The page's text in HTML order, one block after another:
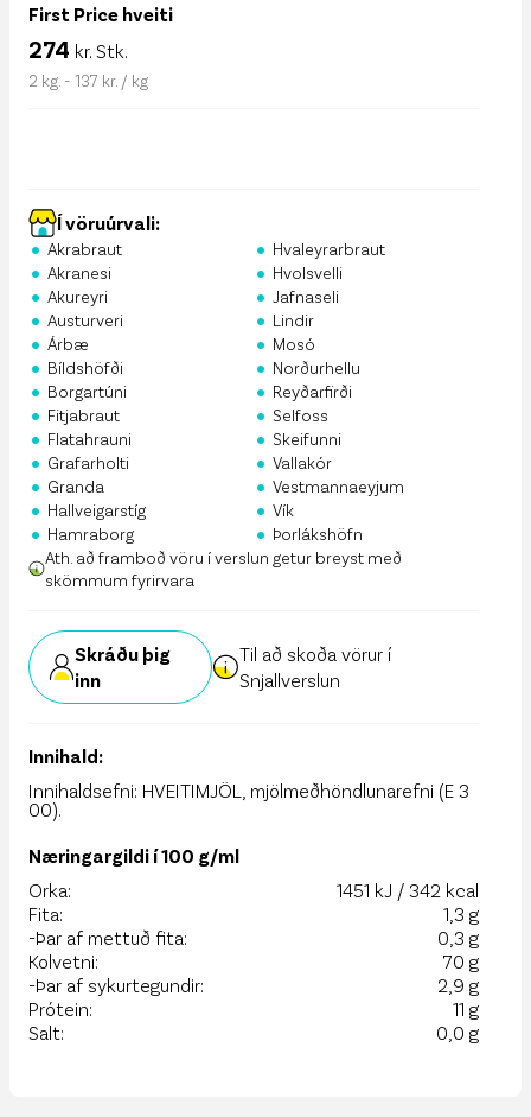
First Price hveiti
274 kr. Stk.
2 kg. - 137 kr. / kg
Í vöruúrvali:
• Akrabraut
• Akranesi
• Akureyri
• Austurveri
• Árbæ
• Bíldshöfði
• Borgartúni
• Fitjabraut
• Flatahrauni
• Grafarholti
• Granda
• Hallveigarstíg
• Hamraborg
• Hvaleyrarbraut
• Hvolsvelli
• Jafnaseli
• Lindir
• Mosó
• Norðurhellu
• Reyðarfirði
• Selfoss
• Skeifunni
• Vallakór
• Vestmannaeyjum
• Vík
• Þorlákshöfn
Ath. að framboð vöru í verslun getur breyst með
skömmum fyrirvara
Skráðu þig
inn
Til að skoða vörur í
Snjallverslun
Innihald:
Innihaldsefni: HVEITIMJÖL, mjölmeðhöndlunarefni (E 3
00).
Næringargildi í 100 g/ml
Orka:
1451 kJ / 342 kcal
Fita:
1,3 g
-Þar af mettuð fita:
0,3 g
Kolvetni:
70 g
-Þar af sykurtegundir:
2,9 g
Prótein:
11 g
Salt:
0,0 g